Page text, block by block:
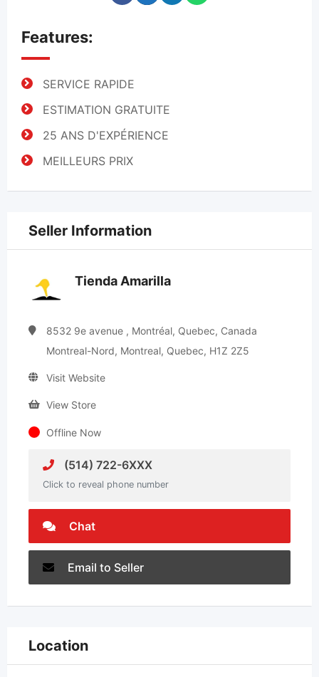
Features:
SERVICE RAPIDE
ESTIMATION GRATUITE
25 ANS D'EXPÉRIENCE
MEILLEURS PRIX
Seller Information
Tienda Amarilla
8532 9e avenue , Montréal, Quebec, Canada
Montreal-Nord, Montreal, Quebec, H1Z 2Z5
Visit Website
View Store
Offline Now
(514) 722-6XXX
Click to reveal phone number
Chat
Email to Seller
Location